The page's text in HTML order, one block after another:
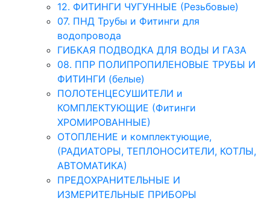
12. ФИТИНГИ ЧУГУННЫЕ (Резьбовые)
07. ПНД Трубы и Фитинги для
водопровода
ГИБКАЯ ПОДВОДКА ДЛЯ ВОДЫ И ГАЗА
08. ППР ПОЛИПРОПИЛЕНОВЫЕ ТРУБЫ И
ФИТИНГИ (белые)
ПОЛОТЕНЦЕСУШИТЕЛИ и
КОМПЛЕКТУЮЩИЕ (Фитинги
ХРОМИРОВАННЫЕ)
ОТОПЛЕНИЕ и комплектующие,
(РАДИАТОРЫ, ТЕПЛОНОСИТЕЛИ, КОТЛЫ,
АВТОМАТИКА)
ПРЕДОХРАНИТЕЛЬНЫЕ И
ИЗМЕРИТЕЛЬНЫЕ ПРИБОРЫ